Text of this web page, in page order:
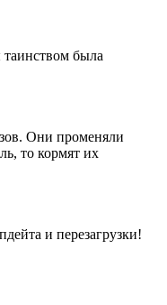
была
Они променяли
то кормят их
и перезагрузки!